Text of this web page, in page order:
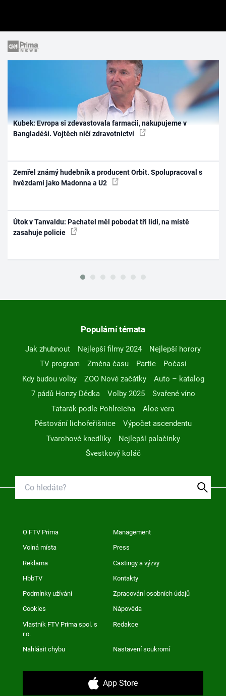
Kubek: Evropa si zdevastovala farmacii, nakupujeme v
Bangladéši. Vojtěch ničí zdravotnictví
Zemřel známý hudebník a producent Orbit. Spolupracoval s
hvězdami jako Madonna a U2
Útok v Tanvaldu: Pachatel měl pobodat tři lidi, na místě
zasahuje policie
Populární témata
Jak zhubnout Nejlepší filmy 2024
Nejlepší horory
TV program
Změna času Partie
Počasí
Kdy budou volby
ZOO Nové začátky
Auto – katalog
7 pádů Honzy Dědka
Volby 2025
Svařené víno
Tatarák podle Pohlreicha
Aloe vera
Pěstování lichořeřišnice
Výpočet ascendentu
Tvarohové knedlíky
Nejlepší palačinky
Švestkový koláč
O FTV Prima Management
Volná místa Press
Reklama Castingy a výzvy
HbbTV Kontakty
Podmínky užívání Zpracování osobních údajů
Cookies Nápověda
Vlastník FTV Prima spol. s
r.o.
Redakce
Nahlásit chybu Nastavení soukromí
App Store